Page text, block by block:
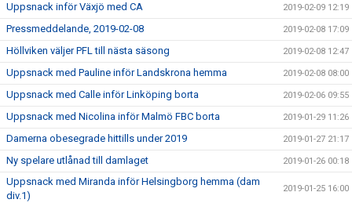
Uppsnack inför Växjö med CA 2019-02-09 12:19
Pressmeddelande, 2019-02-08 2019-02-08 17:09
Höllviken väljer PFL till nästa säsong 2019-02-08 12:47
Uppsnack med Pauline inför Landskrona hemma 2019-02-08 08:00
Uppsnack med Calle inför Linköping borta 2019-02-06 09:55
Uppsnack med Nicolina inför Malmö FBC borta 2019-01-29 11:26
Damerna obesegrade hittills under 2019 2019-01-27 21:17
Ny spelare utlånad till damlaget 2019-01-26 00:18
Uppsnack med Miranda inför Helsingborg hemma (dam
div.1)
2019-01-25 16:00